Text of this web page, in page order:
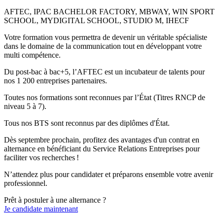
AFTEC, IPAC BACHELOR FACTORY, MBWAY, WIN SPORT
SCHOOL, MYDIGITAL SCHOOL, STUDIO M, IHECF
Votre formation vous permettra de devenir un véritable spécialiste
dans le domaine de la communication tout en développant votre
multi compétence.
Du post-bac à bac+5, l’AFTEC est un incubateur de talents pour
nos 1 200 entreprises partenaires.
Toutes nos formations sont reconnues par l’État (Titres RNCP de
niveau 5 à 7).
Tous nos BTS sont reconnus par des diplômes d'État.
Dès septembre prochain, profitez des avantages d'un contrat en
alternance en bénéficiant du Service Relations Entreprises pour
faciliter vos recherches !
N’attendez plus pour candidater et préparons ensemble votre avenir
professionnel.
Prêt à postuler à une alternance ?
Je candidate maintenant